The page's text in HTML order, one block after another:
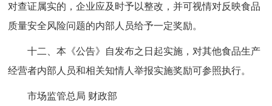
对查证属实的，企业应及时予以整改，并可视情对反映食品
质量安全风险问题的内部人员给予一定奖励。
十二、本《公告》自发布之日起实施，对其他食品生产
经营者内部人员和相关知情人举报实施奖励可参照执行。
市场监管总局 财政部